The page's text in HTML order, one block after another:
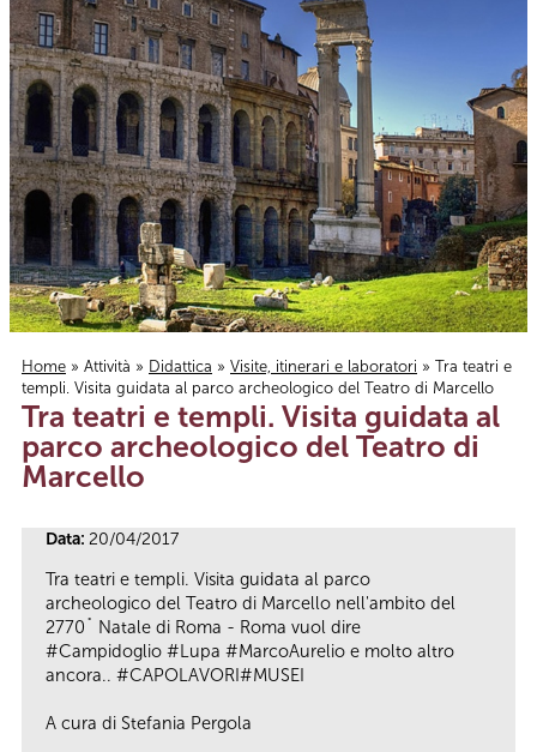
Tu sei qui
Home » Attività » Didattica » Visite, itinerari e laboratori » Tra teatri e
templi. Visita guidata al parco archeologico del Teatro di Marcello
Tra teatri e templi. Visita guidata al
parco archeologico del Teatro di
Marcello
Data: 20/04/2017
Tra teatri e templi. Visita guidata al parco
archeologico del Teatro di Marcello nell'ambito del
2770˚ Natale di Roma - Roma vuol dire
#Campidoglio #Lupa #MarcoAurelio e molto altro
ancora.. #CAPOLAVORI#MUSEI
A cura di Stefania Pergola